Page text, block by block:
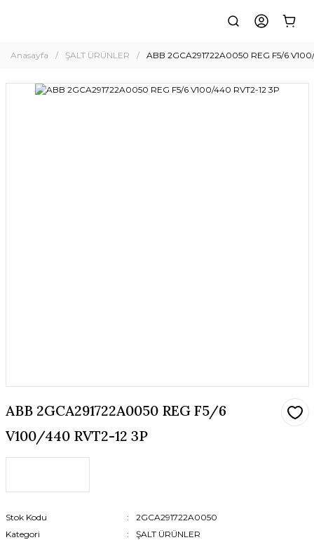
Anasayfa ŞALT ÜRÜNLER ABB 2GCA291722A0050 REG F5/6
ABB 2GCA291722A0050 REG F5/6
V100/440 RVT2-12 3P
Stok Kodu
2GCA291722A0050
Kategori
ŞALT ÜRÜNLER